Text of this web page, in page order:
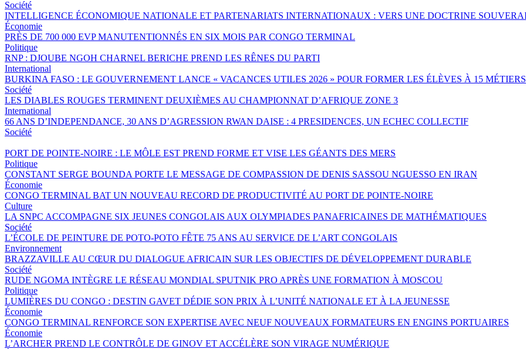
Société
INTELLIGENCE ÉCONOMIQUE NATIONALE ET PARTENARIATS INTERNATIONAUX : VERS UNE DOCTRINE
Économie
PRÈS DE 700 000 EVP MANUTENTIONNÉS EN SIX MOIS PAR CONGO TERMINAL
Politique
RNP : DJOUBE NGOH CHARNEL BERICHE PREND LES RÊNES DU PARTI
International
BURKINA FASO : LE GOUVERNEMENT LANCE « VACANCES UTILES 2026 » POUR FORMER LES ÉLÈVES À 15 MÉTIERS
Société
LES DIABLES ROUGES TERMINENT DEUXIÈMES AU CHAMPIONNAT D’AFRIQUE ZONE 3
International
66 ANS D’INDEPENDANCE, 30 ANS D’AGRESSION RWAN DAISE : 4 PRESIDENCES, UN ECHEC COLLECTIF
Société
PORT DE POINTE-NOIRE : LE MÔLE EST PREND FORME ET VISE LES GÉANTS DES MERS
Politique
CONSTANT SERGE BOUNDA PORTE LE MESSAGE DE COMPASSION DE DENIS SASSOU NGUESSO EN IRAN
Économie
CONGO TERMINAL BAT UN NOUVEAU RECORD DE PRODUCTIVITÉ AU PORT DE POINTE-NOIRE
Culture
LA SNPC ACCOMPAGNE SIX JEUNES CONGOLAIS AUX OLYMPIADES PANAFRICAINES DE MATHÉMATIQUES
Société
L’ÉCOLE DE PEINTURE DE POTO-POTO FÊTE 75 ANS AU SERVICE DE L’ART CONGOLAIS
Environnement
BRAZZAVILLE AU CŒUR DU DIALOGUE AFRICAIN SUR LES OBJECTIFS DE DÉVELOPPEMENT DURABLE
Société
RUDE NGOMA INTÈGRE LE RÉSEAU MONDIAL SPUTNIK PRO APRÈS UNE FORMATION À MOSCOU
Politique
LUMIÈRES DU CONGO : DESTIN GAVET DÉDIE SON PRIX À L’UNITÉ NATIONALE ET À LA JEUNESSE
Économie
CONGO TERMINAL RENFORCE SON EXPERTISE AVEC NEUF NOUVEAUX FORMATEURS EN ENGINS PORTUAIRES
Économie
L’ARCHER PREND LE CONTRÔLE DE GINOV ET ACCÉLÈRE SON VIRAGE NUMÉRIQUE